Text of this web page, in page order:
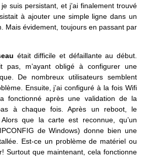
suis persistant, et j’ai finalement trouvé
à ajouter une simple ligne dans un
Mais évidement, toujours en passant par
était difficile et défaillante au début.
pas, m’ayant obligé à configurer une
De nombreux utilisateurs semblent
Ensuite, j’ai configuré à la fois Wifi
fonctionné après une validation de la
à chaque fois. Après un reboot, le
que la carte est reconnue, qu’un
de Windows) donne bien une
Est-ce un problème de matériel ou
Surtout que maintenant, cela fonctionne